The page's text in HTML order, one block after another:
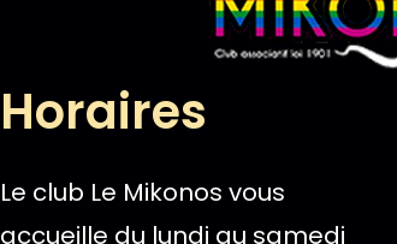
Horaires
Le club Le Mikonos vous
accueille du lundi au samedi